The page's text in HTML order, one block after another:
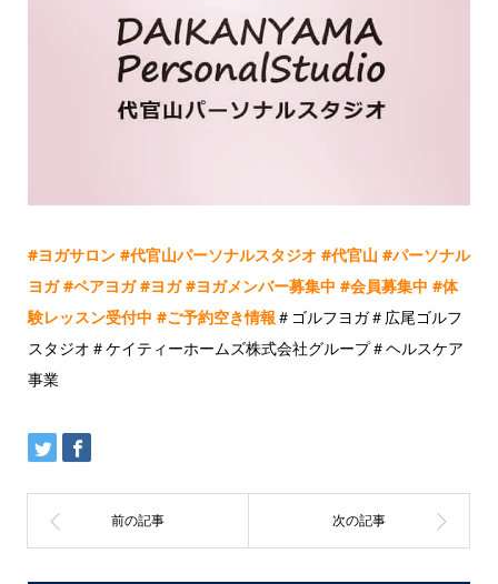
#ヨガサロン #代官山パーソナルスタジオ #代官山 #パーソナル
ヨガ #ペアヨガ #ヨガ #ヨガメンバー募集中 #会員募集中 #体
験レッスン受付中 #ご予約空き情報 ＃ゴルフヨガ＃広尾ゴルフ
スタジオ＃ケイティーホームズ株式会社グループ＃ヘルスケア
事業